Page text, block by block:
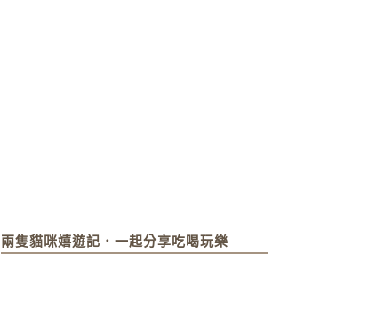
兩隻貓咪嬉遊記．一起分享吃喝玩樂